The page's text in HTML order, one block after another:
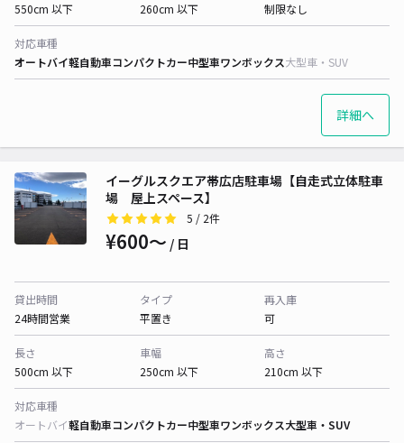
550cm 以下
260cm 以下
制限なし
対応車種
オートバイ軽自動車コンパクトカー中型車ワンボックス大型車・SUV
詳細へ
イーグルスクエア帯広店駐車場【自走式立体駐車
場 屋上スペース】
5 / 2件
¥600〜 / 日
貸出時間
24時間営業
タイプ
平置き
再入庫
可
長さ
500cm 以下
車幅
250cm 以下
高さ
210cm 以下
対応車種
オートバイ軽自動車コンパクトカー中型車ワンボックス大型車・SUV